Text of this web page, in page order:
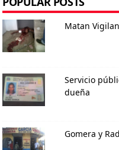
Matan
Servicio
dueña
Gomera y